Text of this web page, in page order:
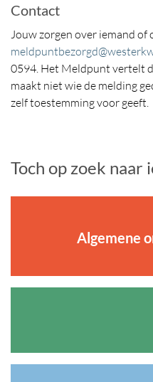
Contact
Jouw zorgen over iemand of
0594. Het Meldpunt vertelt
maakt niet wie de melding
zelf toestemming voor geeft.
Toch op zoek naar
Algemene